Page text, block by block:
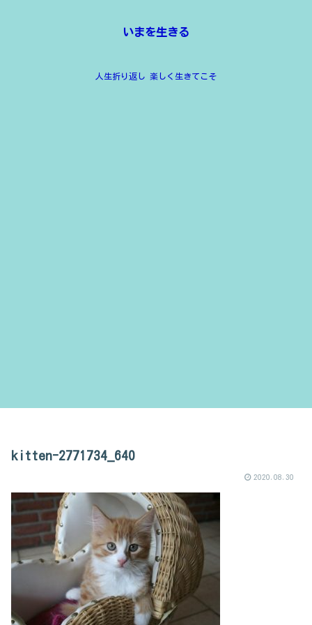
いまを生きる
人生折り返し 楽しく生きてこそ
kitten-2771734_640
2020.08.30